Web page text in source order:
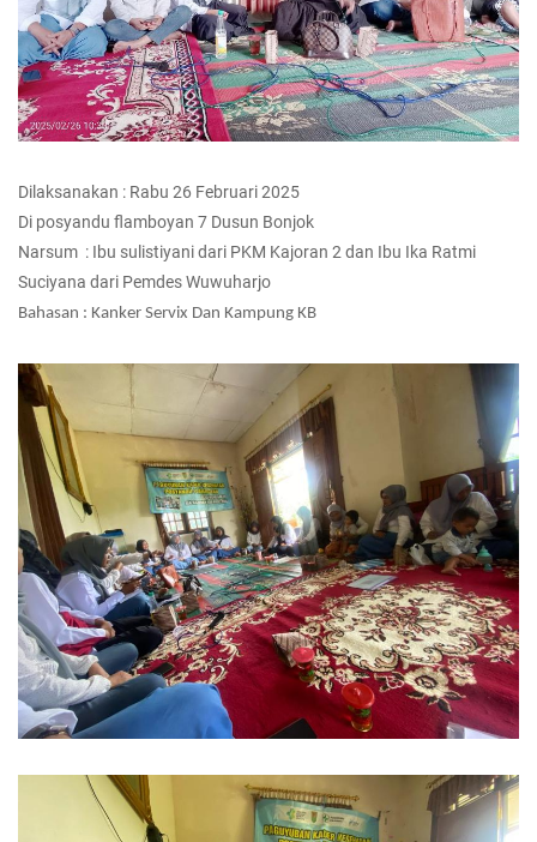
Dilaksanakan : Rabu 26 Februari 2025
Di posyandu flamboyan 7 Dusun Bonjok
Narsum : Ibu sulistiyani dari PKM Kajoran 2 dan Ibu Ika Ratmi
Suciyana dari Pemdes Wuwuharjo
Bahasan : Kanker Servix Dan Kampung KB